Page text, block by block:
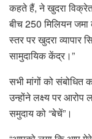
कहते हैं, ने खुदरा
बीच 250 मिलियन जमा
स्तर पर खुदरा व्यापार
सामुदायिक केंद्र।”
सभी मांगों को संबोधित
उन्होंने लक्ष्य पर आरोप
समुदाय को “बेचें”।